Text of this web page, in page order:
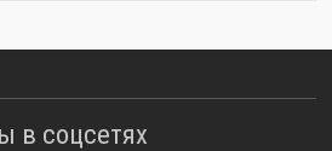
в соцсетях